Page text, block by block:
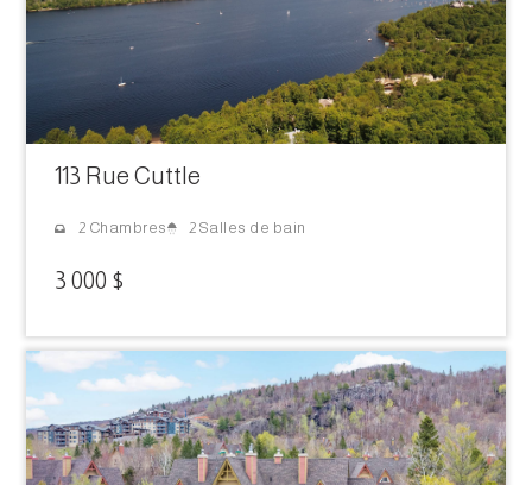
113 Rue Cuttle
2 Chambres 2 Salles de bain
3 000 $